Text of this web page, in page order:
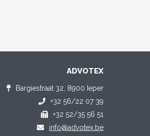
ADVOTEX
Bargiestraat 32, 8900 Ieper
+32 56/22 07 39
+32 52/35 56 51
info@advotex.be